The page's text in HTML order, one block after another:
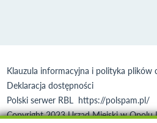
Klauzula informacyjna i polityka plików
Deklaracja dostępności
Polski serwer RBL https://polspam.pl/
Copyright 2023 Urząd Miejski w Opolu